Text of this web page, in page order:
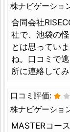
株ナビゲーシ
合同会社
社で、池袋の
とは思ってい
ね。口コミで
所に連絡して
口コミ評価:
株ナビゲーシ
MASTERコー